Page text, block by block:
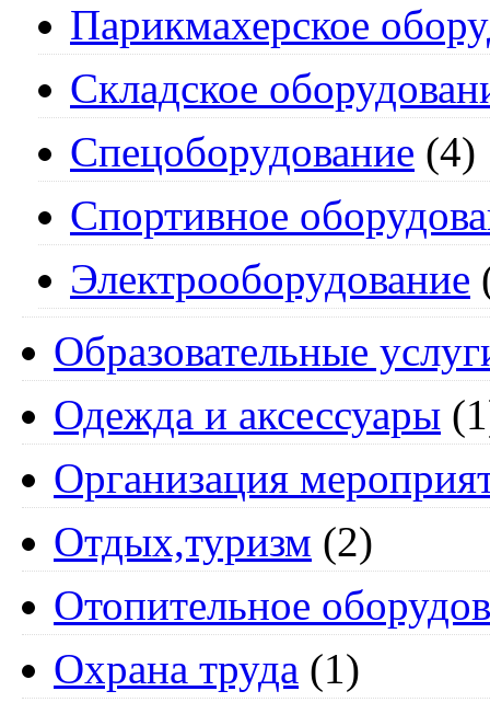
Парикмахерское
Складское
Спецоборудование (4)
Спортивное
Электрооборудование
Образовательные
Одежда и аксессуары
Организация
Отдых,туризм (2)
Отопительное
Охрана труда (1)